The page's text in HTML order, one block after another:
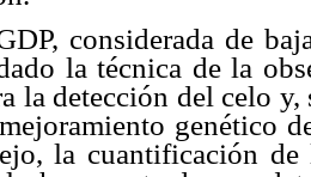
considerada de
la técnica de la
la detección del celo
genético
la cuantificación